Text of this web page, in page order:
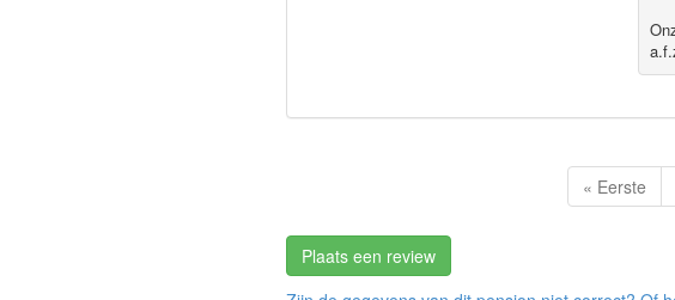
« Eerste
Plaats een review